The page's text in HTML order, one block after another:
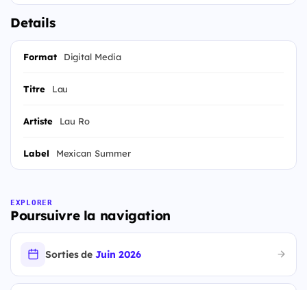
Details
Format Digital Media
Titre Lau
Artiste Lau Ro
Label Mexican Summer
EXPLORER
Poursuivre la navigation
Sorties deJuin 2026